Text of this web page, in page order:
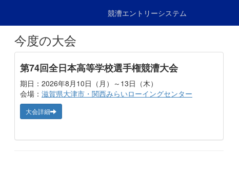
競漕エントリーシステム
今度の大会
第74回全日本高等学校選手権競漕大会
期日：2026年8月10日（月）～13日（木）
会場： 滋賀県大津市・関西みらいローイングセンター
大会詳細